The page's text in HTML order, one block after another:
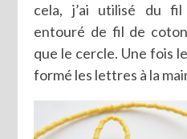
cela, j’ai utilisé du fil
entouré de fil de
que le cercle. Une fois
formé les lettres à la